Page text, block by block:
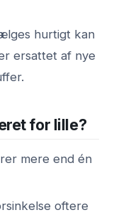
hurtigt kan
ersattet af nye
for lille?
mere end én
oftere